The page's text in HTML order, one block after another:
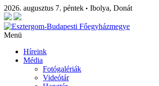
2026. augusztus 7. péntek • Ibolya, Donát
Menü
Híreink
Média
Fotógalériák
Videótár